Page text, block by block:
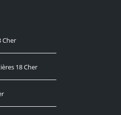
Cher
18 Cher